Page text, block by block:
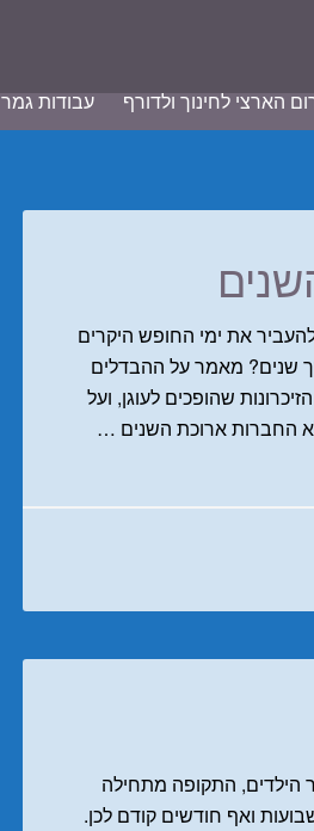
הארצי לחינוך ולדורף עבודות גמר
להעביר את ימי החופש היקרים
שנים? מאמר על ההבדלים
שהופכים לעוגן, ועל
החברות ארוכת השנים …
הילדים, התקופה מתחילה
ואף חודשים קודם לכן.